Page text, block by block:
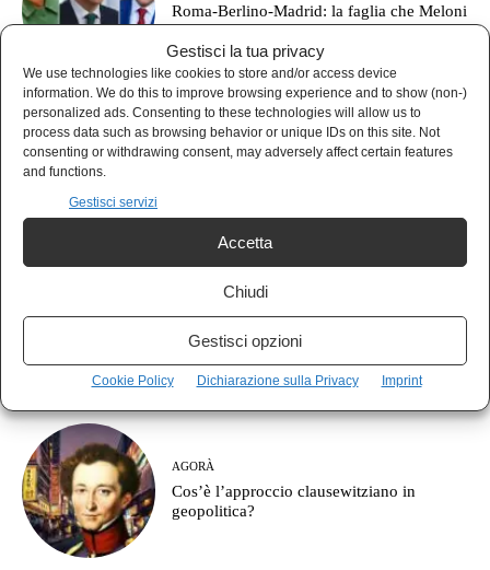
Gestisci la tua privacy
We use technologies like cookies to store and/or access device
information. We do this to improve browsing experience and to show (non-)
personalized ads. Consenting to these technologies will allow us to
process data such as browsing behavior or unique IDs on this site. Not
consenting or withdrawing consent, may adversely affect certain features
and functions.
Gestisci servizi
Accetta
Chiudi
Gestisci opzioni
Cookie Policy Dichiarazione sulla Privacy Imprint
Roma-Berlino-Madrid: la faglia che Meloni
ha aperto sotto i propri piedi
Italia prima per debito, ultima per crescita:
le armi prima degli stipendi
AGORÀ
Cos’è l’approccio clausewitziano in
geopolitica?